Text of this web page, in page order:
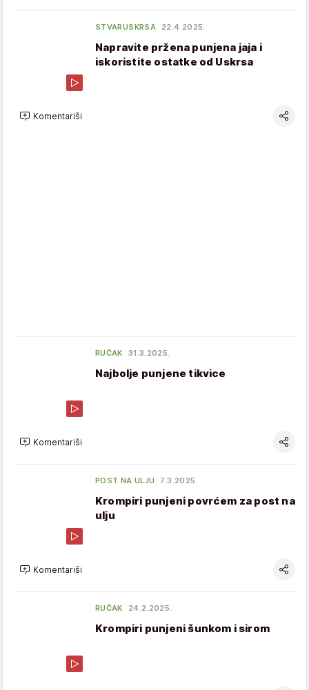
STVARUSKRSA 22.4.2025.
Napravite pržena punjena jaja i
iskoristite ostatke od Uskrsa
Komentariši
RUČAK 31.3.2025.
Najbolje punjene tikvice
Komentariši
POST NA ULJU 7.3.2025.
Krompiri punjeni povrćem za post na
ulju
Komentariši
RUČAK 24.2.2025.
Krompiri punjeni šunkom i sirom